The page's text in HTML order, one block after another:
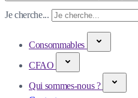
Je cherche...
Consommables
CFAO
Qui sommes-nous ?